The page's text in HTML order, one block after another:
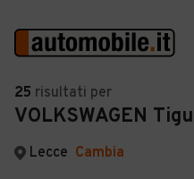
Auto
Auto usate
VENDI
MAGAZINE
25 risultati per
VOLKSWAGEN
Lecce Cambia